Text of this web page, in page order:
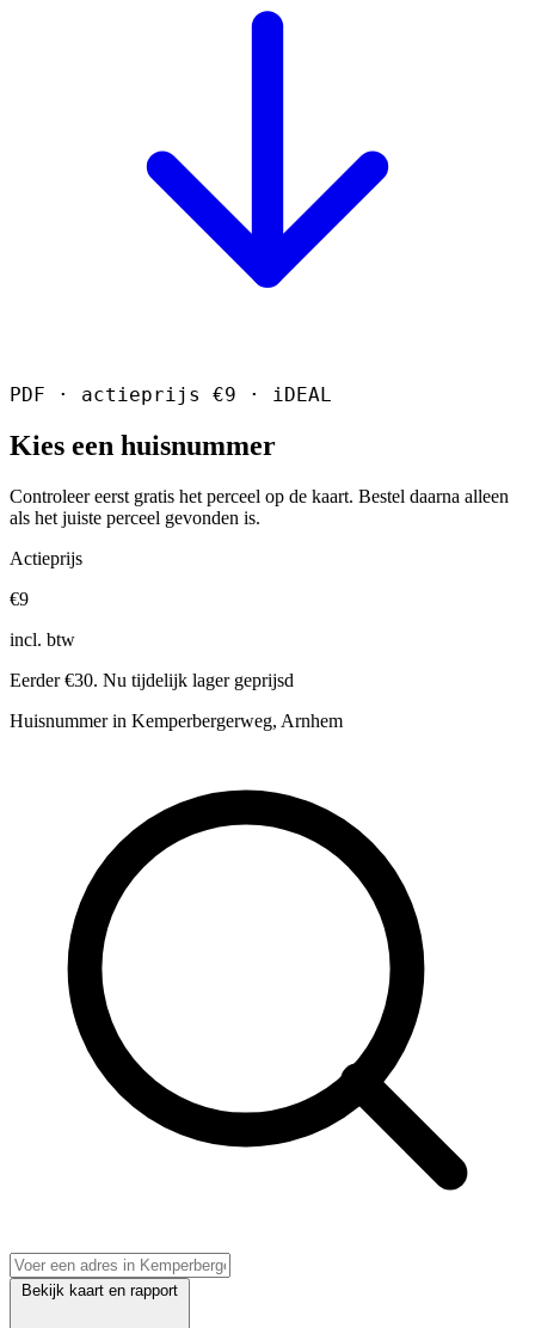
PDF · actieprijs €9 · iDEAL
Kies een huisnummer
Controleer eerst gratis het perceel op de kaart. Bestel daarna alleen
als het juiste perceel gevonden is.
Actieprijs
€9
incl. btw
Eerder €30. Nu tijdelijk lager geprijsd
Huisnummer in Kemperbergerweg, Arnhem
Bekijk kaart en rapport